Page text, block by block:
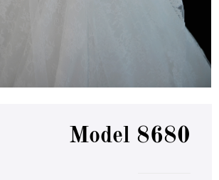
Model 8680